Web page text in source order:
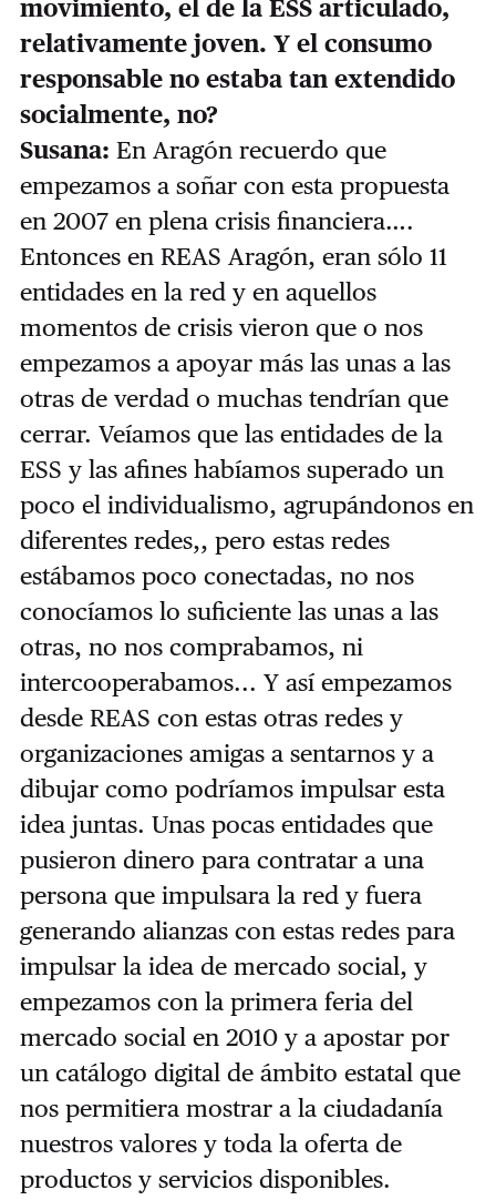
movimiento, el de la ESS articulado,
relativamente joven. Y el consumo
responsable no estaba tan extendido
socialmente, no?
Susana: En Aragón recuerdo que
empezamos a soñar con esta propuesta
en 2007 en plena crisis financiera….
Entonces en REAS Aragón, eran sólo 11
entidades en la red y en aquellos
momentos de crisis vieron que o nos
empezamos a apoyar más las unas a las
otras de verdad o muchas tendrían que
cerrar. Veíamos que las entidades de la
ESS y las afines habíamos superado un
poco el individualismo, agrupándonos en
diferentes redes,, pero estas redes
estábamos poco conectadas, no nos
conocíamos lo suficiente las unas a las
otras, no nos comprabamos, ni
intercooperabamos... Y así empezamos
desde REAS con estas otras redes y
organizaciones amigas a sentarnos y a
dibujar como podríamos impulsar esta
idea juntas. Unas pocas entidades que
pusieron dinero para contratar a una
persona que impulsara la red y fuera
generando alianzas con estas redes para
impulsar la idea de mercado social, y
empezamos con la primera feria del
mercado social en 2010 y a apostar por
un catálogo digital de ámbito estatal que
nos permitiera mostrar a la ciudadanía
nuestros valores y toda la oferta de
productos y servicios disponibles.